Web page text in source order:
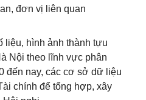
đơn vị liên quan
liệu, hình ảnh thành tựu
Nội theo lĩnh vực phân
đến nay, các cơ sở dữ liệu
chính để tổng hợp, xây